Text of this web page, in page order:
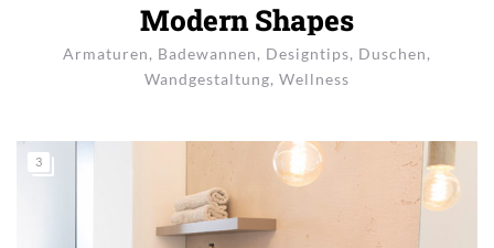
Modern Shapes
Armaturen, Badewannen, Designtips, Duschen,
Wandgestaltung, Wellness
3